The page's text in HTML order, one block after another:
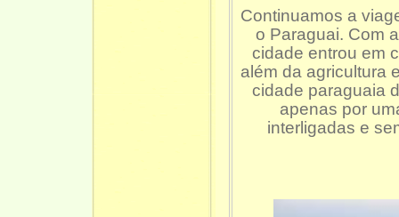
Continuamos a
o Paraguai. Com
cidade entrou em
além da agricultura
cidade paraguaia
apenas por
interligadas e